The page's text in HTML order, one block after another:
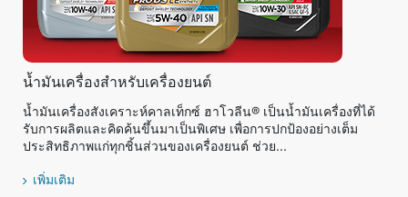
น้ำมันเครื่องสำหรับเครื่องยนต์
น้ำมันเครื่องสังเคราะห์คาลเท็กซ์ ฮาโวลีน® เป็นน้ำมันเครื่องที่ได้
รับการผลิตและคิดค้นขึ้นมาเป็นพิเศษ เพื่อการปกป้องอย่างเต็ม
ประสิทธิภาพแก่ทุกชิ้นส่วนของเครื่องยนต์ ช่วย...
เพิ่มเติม